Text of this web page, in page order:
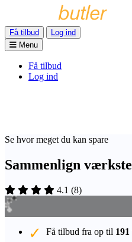
Få tilbud
Log ind
Menu
Få tilbud
Log ind
Se hvor meget du kan spare
Sammenlign
4.1 (8)
Få tilbud fra op til